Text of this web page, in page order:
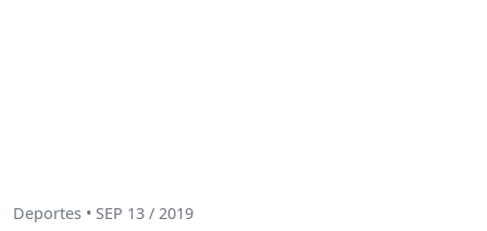
Deportes • SEP 13 / 2019